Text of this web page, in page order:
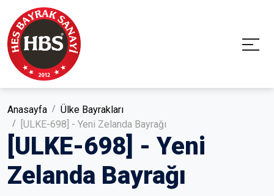
Anasayfa
Ülke Bayrakları
[ULKE-698] - Yeni Zelanda Bayrağı
[ULKE-698] - Yeni
Zelanda Bayrağı